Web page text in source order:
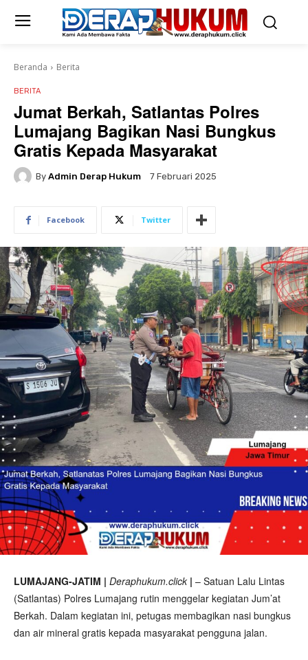
Beranda Berita
BERITA
Jumat Berkah, Satlantas Polres
Lumajang Bagikan Nasi Bungkus
Gratis Kepada Masyarakat
By Admin Derap Hukum 7 Februari 2025
Facebook Twitter
LUMAJANG-JATIM | Deraphukum.click | – Satuan Lalu Lintas
(Satlantas) Polres Lumajang rutin menggelar kegiatan Jum’at
Berkah. Dalam kegiatan ini, petugas membagikan nasi bungkus
dan air mineral gratis kepada masyarakat pengguna jalan.